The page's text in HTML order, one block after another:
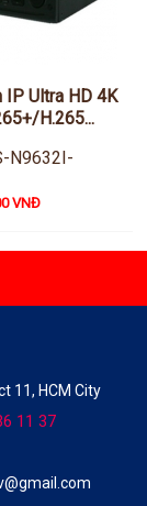
IP Ultra HD 4K
H.265...
N9632I-
VNĐ
11, HCM City
11 37